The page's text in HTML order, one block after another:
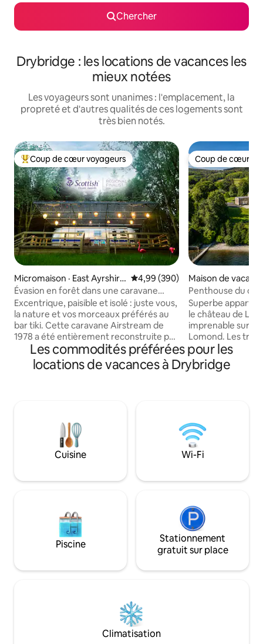
Chercher
Drybridge : les locations de vacances les
mieux notées
Les voyageurs sont unanimes : l'emplacement, la
propreté et d'autres qualités de ces logements sont
très bien notés.
Coup de cœur voyageurs parmi les plus aimés
Coup de cœur voyageurs
Micromaison · East Ayrshire
Council
Note moyenne de 4,99 sur 5,
4,99 (390)
Évasion en forêt dans une caravane
Airstream
Excentrique, paisible et isolé : juste vous,
la nature et vos morceaux préférés au
bar tiki. Cette caravane Airstream de
1978 a été entièrement reconstruite par
vos hôtes dans une clairière privée de
1/2 acre avec un ruisseau qui la traverse,
un bain à remous chauffé au bois, des
lumineuse, originale et confortable avec
un poêle à bois, un lit King Size, un
canapé-lit, une salle d'eau carrelée, une
cuisine complète et même une
Coup de cœur
Coup de cœur
Maison de
and Bute Council
Penthouse du
chambres vue
Superbe
le château de
imprenable sur le
Lomond. Les trois chambres sont
attenantes avec
modernes, des
des draps en
sociaux. Distance jusqu'aux attractions
locales : Plage
100 m Duck Bay :
1,5 km Lomond
voiture
Les commodités préférées pour les
locations de vacances à Drybridge
Cuisine Wi-Fi
Piscine
Stationnement
gratuit sur place
Climatisation